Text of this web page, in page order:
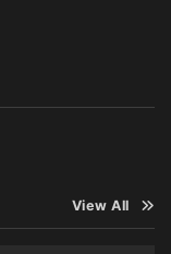
View All